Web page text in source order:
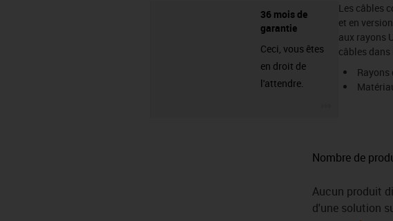
Les câbles
et en
aux rayons
câbles
Rayons
36 mois de
garantie
Ceci, vous êtes
en droit de
l'attendre.
Nombre de
Aucun produit
d'une solution